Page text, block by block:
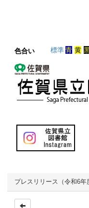
色合い 標準青 黄
プレスリリース（令和6年